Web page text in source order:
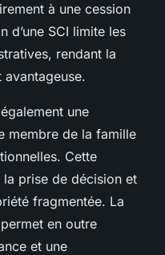
à une cession
d’une SCI limite les
rendant la
avantageuse.
une
membre de la famille
Cette
prise de décision et
fragmentée. La
en outre
et une